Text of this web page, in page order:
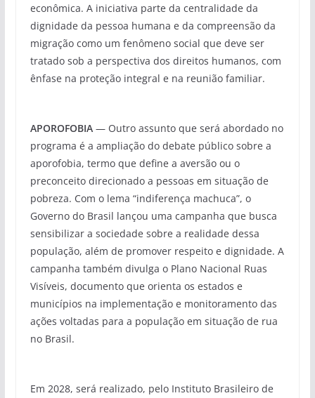
econômica. A iniciativa parte da centralidade da
dignidade da pessoa humana e da compreensão da
migração como um fenômeno social que deve ser
tratado sob a perspectiva dos direitos humanos, com
ênfase na proteção integral e na reunião familiar.
APOROFOBIA— Outro assunto que será abordado no
programa é a ampliação do debate público sobre a
aporofobia, termo que define a aversão ou o
preconceito direcionado a pessoas em situação de
pobreza. Com o lema “indiferença machuca”, o
Governo do Brasil lançou uma campanha que busca
sensibilizar a sociedade sobre a realidade dessa
população, além de promover respeito e dignidade. A
campanha também divulga o Plano Nacional Ruas
Visíveis, documento que orienta os estados e
municípios na implementação e monitoramento das
ações voltadas para a população em situação de rua
no Brasil.
Em 2028, será realizado, pelo Instituto Brasileiro de